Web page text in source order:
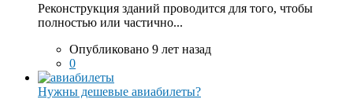
Реконструкция зданий проводится для того, чтобы
полностью или частично...
Опубликовано 9 лет назад
0
Нужны дешевые авиабилеты?